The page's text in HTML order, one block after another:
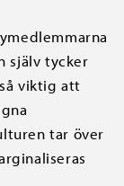
själv tycker
viktig att
tar över